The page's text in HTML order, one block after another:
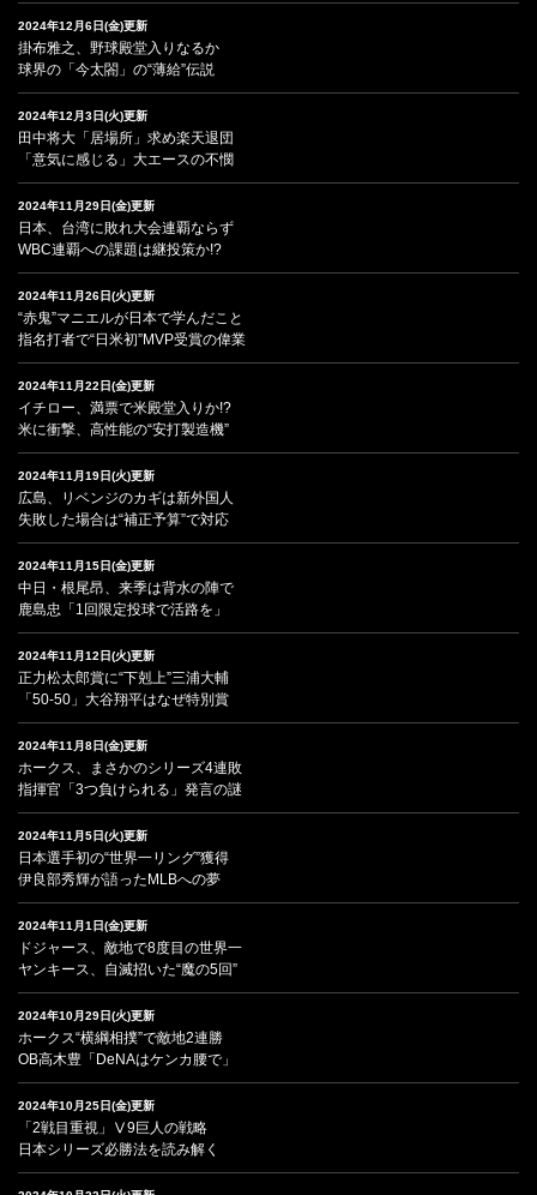
2024年12月6日(金)更新
掛布雅之、野球殿堂入りなるか
球界の「今太閤」の“薄給”伝説
2024年12月3日(火)更新
田中将大「居場所」求め楽天退団
「意気に感じる」大エースの不憫
2024年11月29日(金)更新
日本、台湾に敗れ大会連覇ならず
WBC連覇への課題は継投策か!?
2024年11月26日(火)更新
“赤鬼”マニエルが日本で学んだこと
指名打者で“日米初”MVP受賞の偉業
2024年11月22日(金)更新
イチロー、満票で米殿堂入りか!?
米に衝撃、高性能の“安打製造機”
2024年11月19日(火)更新
広島、リベンジのカギは新外国人
失敗した場合は“補正予算”で対応
2024年11月15日(金)更新
中日・根尾昂、来季は背水の陣で
鹿島忠「1回限定投球で活路を」
2024年11月12日(火)更新
正力松太郎賞に“下剋上”三浦大輔
「50-50」大谷翔平はなぜ特別賞
2024年11月8日(金)更新
ホークス、まさかのシリーズ4連敗
指揮官「3つ負けられる」発言の謎
2024年11月5日(火)更新
日本選手初の“世界一リング”獲得
伊良部秀輝が語ったMLBへの夢
2024年11月1日(金)更新
ドジャース、敵地で8度目の世界一
ヤンキース、自滅招いた“魔の5回”
2024年10月29日(火)更新
ホークス“横綱相撲”で敵地2連勝
OB高木豊「DeNAはケンカ腰で」
2024年10月25日(金)更新
「2戦目重視」Ⅴ9巨人の戦略
日本シリーズ必勝法を読み解く